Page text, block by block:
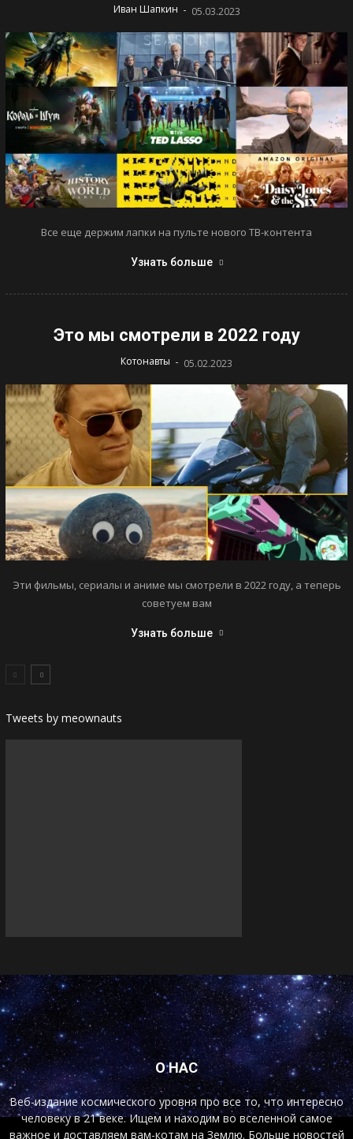
Иван Шапкин - 05.03.2023
Все еще держим лапки на пульте нового ТВ-контента
Узнать больше
Это мы смотрели в 2022 году
Котонавты - 05.02.2023
Эти фильмы, сериалы и аниме мы смотрели в 2022 году, а теперь
советуем вам
Узнать больше
Tweets by meownauts
О НАС
Веб-издание космического уровня про все то, что интересно
человеку в 21 веке. Ищем и находим во вселенной самое
важное и доставляем вам-котам на Землю. Больше новостей